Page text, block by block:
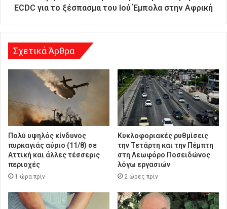
ν
ECDC για το ξέσπασμα του Ιού Έμπολα στην Αφρική
Σχετικά Άρθρα
Πολύ υψηλός κίνδυνος
πυρκαγιάς αύριο (11/8) σε
Αττική και άλλες τέσσερις
περιοχές
1 ώρα πρίν
Κυκλοφοριακές ρυθμίσεις
την Τετάρτη και την Πέμπτη
στη Λεωφόρο Ποσειδώνος
λόγω εργασιών
2 ώρες πρίν